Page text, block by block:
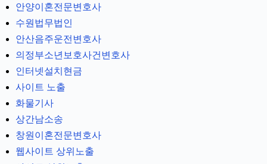
안양이혼전문변호사
수원법무법인
안산음주운전변호사
의정부소년보호사건변호사
인터넷설치현금
사이트 노출
화물기사
상간남소송
창원이혼전문변호사
웹사이트 상위노출